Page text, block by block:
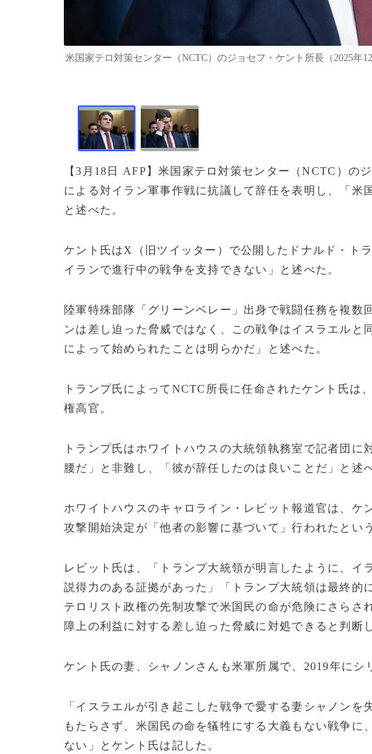
米国家テロ対策センター（NCTC）のジョセフ・ケント所長（2025年
【3月18日 AFP】米国家テロ対策センター（NCTC）の
による対イラン軍事作戦に抗議して辞任を表明し、「米
と述べた。
ケント氏はX（旧ツイッター）で公開したドナルド・ト
イランで進行中の戦争を支持できない」と述べた。
陸軍特殊部隊「グリーンベレー」出身で戦闘任務を複数
ンは差し迫った脅威ではなく、この戦争はイスラエルと
によって始められたことは明らかだ」と述べた。
トランプ氏によってNCTC所長に任命されたケント氏は
権高官。
トランプ氏はホワイトハウスの大統領執務室で記者団
腰だ」と非難し、「彼が辞任したのは良いことだ」と述
ホワイトハウスのキャロライン・レビット報道官は、ケ
攻撃開始決定が「他者の影響に基づいて」行われたとい
レビット氏は、「トランプ大統領が明言したように、イ
説得力のある証拠があった」「トランプ大統領は最終的
テロリスト政権の先制攻撃で米国民の命が危険にさらさ
障上の利益に対する差し迫った脅威に対処できると判断
ケント氏の妻、シャノンさんも米軍所属で、2019年にシ
「イスラエルが引き起こした戦争で愛する妻シャノン
もたらさず、米国民の命を犠牲にする大義もない戦争に
ない」とケント氏は記した。